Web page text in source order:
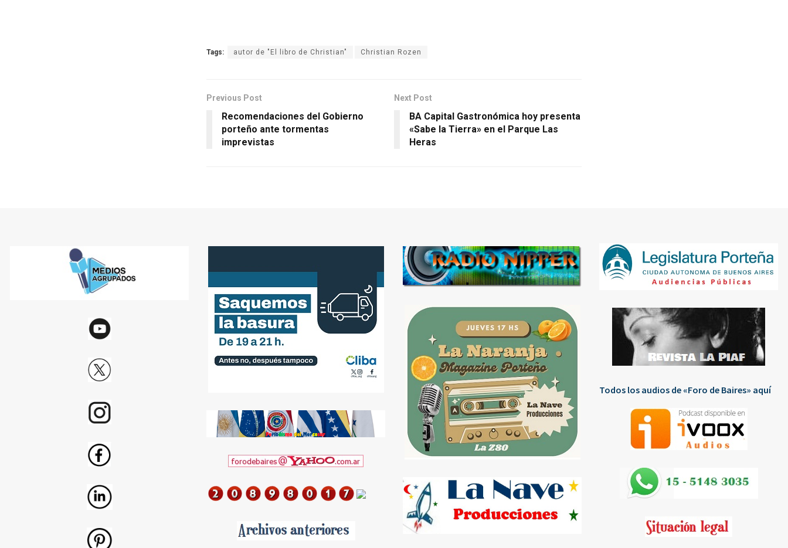
Tags: autor de "El libro de Christian" Christian Rozen
Previous Post
Recomendaciones del Gobierno
porteño ante tormentas
imprevistas
Next Post
BA Capital Gastronómica hoy presenta
«Sabe la Tierra» en el Parque Las
Heras
Todos los audios de «Foro de Baires» aquí